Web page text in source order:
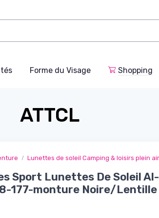
Forme du Visage Shopping
ATTCL
Lunettes de soleil Camping & loisirs plein air
Sport Lunettes De Soleil
177-monture Noire/Lentille